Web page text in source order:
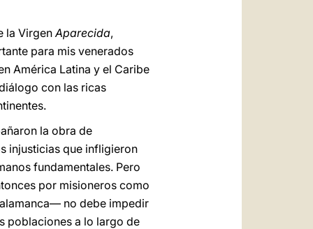
la VirgenAparecida,
para mis venerados
América Latina y el Caribe
con las ricas
la obra de
injusticias que infligieron
fundamentales. Pero
por misioneros como
no debe impedir
poblaciones a lo largo de